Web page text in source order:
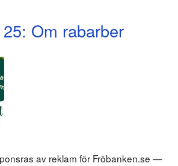
Om rabarber
av reklam för Fröbanken.se —